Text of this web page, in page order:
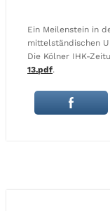
Ein Meilenstein in
mittelständischen
Die Kölner IHK-
13.pdf.